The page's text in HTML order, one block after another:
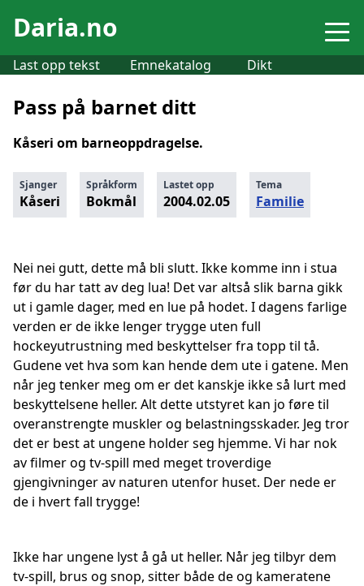
Daria.no
Last opp tekst Emnekatalog Dikt
Pass på barnet ditt
Kåseri om barneoppdragelse.
Sjanger
Kåseri
Språkform
Bokmål
Lastet opp
2004.02.05
Tema
Familie
Nei nei gutt, dette må bli slutt. Ikke komme inn i stua
før du har tatt av deg lua! Det var altså slik barna gikk
ut i gamle dager, med en lue på hodet. I dagens farlige
verden er de ikke lenger trygge uten full
hockeyutrustning med beskyttelser fra topp til tå.
Gudene vet hva som kan hende dem ute i gatene. Men
når jeg tenker meg om er det kanskje ikke så lurt med
beskyttelsene heller. Alt dette utstyret kan jo føre til
overanstrengte muskler og belastningsskader. Jeg tror
det er best at ungene holder seg hjemme. Vi har nok
av filmer og tv-spill med meget troverdige
gjengivninger av naturen utenfor huset. Der nede er
de i hvert fall trygge!
Ikke har ungene lyst å gå ut heller. Når jeg tilbyr dem
tv-spill, brus og snop, sitter både de og kameratene